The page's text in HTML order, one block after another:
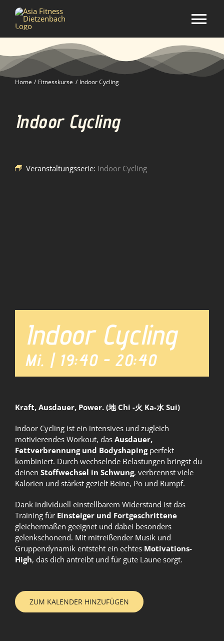
Inhalt
springen
Kurse
Selbstverteidigung
Home Fitnesskurse Indoor Cycling
Indoor Cycling
Veranstaltungsserie: Indoor Cycling
Indoor Cycling
Mi. | 19:40- 20:40
Kraft, Ausdauer, Power. (地 Chi -火 Ka-水 Sui)
Indoor Cycling ist ein intensives und zugleich
motivierendes Workout, das Ausdauer,
Fettverbrennung und Bodyshapingperfekt
kombiniert. Durch wechselnde Belastungen bringst du
deinen Stoffwechsel in Schwung, verbrennst viele
Kalorien und stärkst gezielt Beine, Po und Rumpf.
Dank individuell einstellbarem Widerstand ist das
Training für Einsteiger und Fortgeschrittene
gleichermaßen geeignet und dabei besonders
gelenkschonend. Mit mitreißender Musik und
Gruppendynamik entsteht ein echtes Motivations-
High, das dich antreibt und für gute Laune sorgt.
ZUM KALENDER HINZUFÜGEN